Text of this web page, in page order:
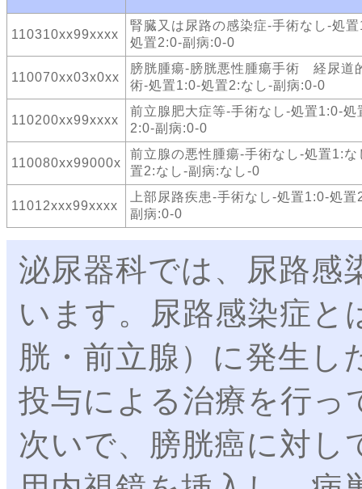
110310xx99xxxx
腎臓又は尿路の感染症-手術なし-処
処置2:0-副病:0-0
110070xx03x0xx
膀胱腫瘍-膀胱悪性腫瘍手術 経尿道
術-処置1:0-処置2:なし-副病:0-0
110200xx99xxxx
前立腺肥大症等-手術なし-処置1:0-処
2:0-副病:0-0
110080xx99000x
前立腺の悪性腫瘍-手術なし-処置1:な
置2:なし-副病:なし-0
11012xxx99xxxx
上部尿路疾患-手術なし-処置1:0-処置
副病:0-0
泌尿器科では、尿路感
います。尿路感染症と
胱・前立腺）に発生し
投与による治療を行っ
次いで、膀胱癌に対し